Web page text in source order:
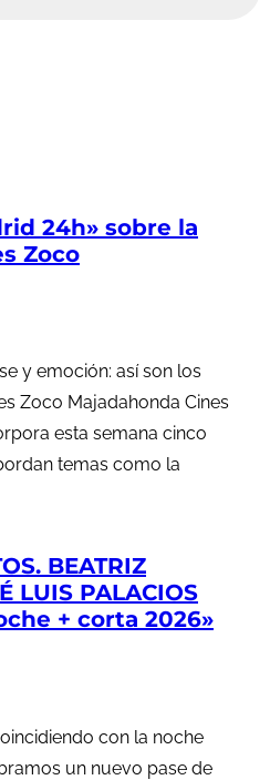
24h» sobre la
Zoco
y emoción: así son los
Zoco Majadahonda Cines
esta semana cinco
temas como la
BEATRIZ
LUIS PALACIOS
+ corta 2026»
con la noche
un nuevo pase de